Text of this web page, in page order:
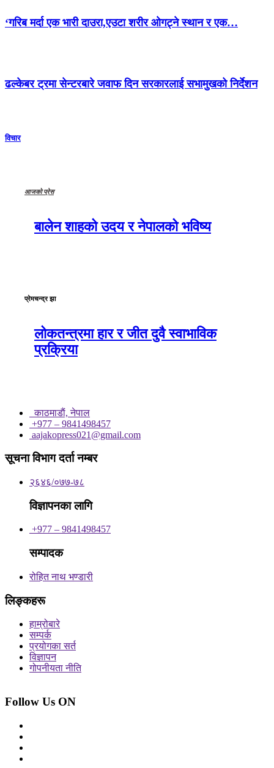
‘गरिब मर्दा एक भारी दाउरा,एउटा शरीर ओगट्ने स्थान र एक…
ढल्केबर ट्रमा सेन्टरबारे जवाफ दिन सरकारलाई सभामुखको निर्देशन
विचार
आजको प्रेस
बालेन शाहको उदय र नेपालको भविष्य
प्रेमचन्द्र झा
लोकतन्त्रमा हार र जीत दुवै स्वाभाविक
प्रक्रिया
काठमाडाैं, नेपाल
+977 – 9841498457
aajakopress021@gmail.com
सूचना विभाग दर्ता नम्बर
२६४६/०७७-७८
विज्ञापनका लागि
+977 – 9841498457
सम्पादक
रोहित नाथ भण्डारी
लिङ्कहरू
हाम्रोबारे
सम्पर्क
प्रयोगका सर्त
विज्ञापन
गोपनीयता नीति
Follow Us ON